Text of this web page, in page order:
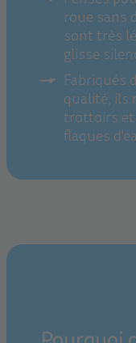
roue sans
sont très
glisse
Fabriqués
qualité, ils
trottoirs et
flaques